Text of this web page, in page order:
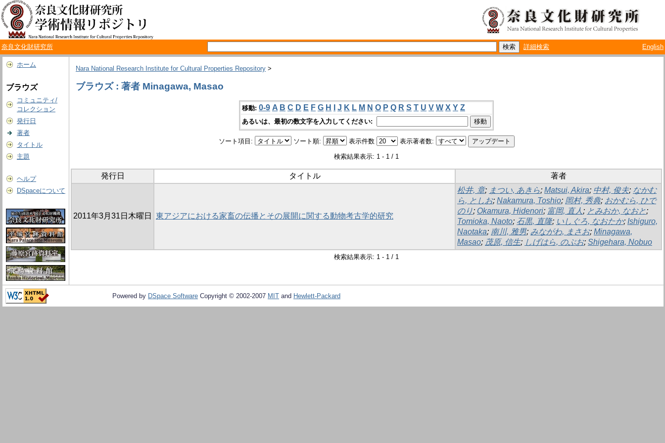
奈良文化財研究所 詳細検索 English
ホーム
ブラウズ
コミュニティ/
コレクション
発行日
著者
タイトル
主題
ヘルプ
DSpaceについて
Nara National Research Institute for Cultural Properties Repository >
ブラウズ : 著者 Minagawa, Masao
移動: 0-9 A B C D E F G H J K L M N O P Q R S T U V W X Y Z
あるいは、最初の数文字を入力してください:
ソート項目: ソート順: 表示件数 表示著者数:
検索結果表示: 1 - 1 / 1
発行日 タイトル 著者
2011年3月31日木曜日 東アジアにおける家畜の伝播とその展開に関する動物考古学的研究
松井, 章; まつい, あきら; Matsui, Akira; 中村, 俊夫; なかむ
ら, としお; Nakamura, Toshio; 岡村, 秀典; おかむら, ひで
のり; Okamura, Hidenori; 富岡, 直人 ; とみおか, なおと;
Tomioka, Naoto; 石黒, 直隆; いしぐろ, なおたか; Ishiguro,
Naotaka; 南川, 雅男; みながわ, まさお; Minagawa,
Masao; 茂原, 信生; しげはら, のぶお; Shigehara, Nobuo
検索結果表示: 1 - 1 / 1
Powered by DSpace Software Copyright © 2002-2007 MIT and Hewlett-Packard